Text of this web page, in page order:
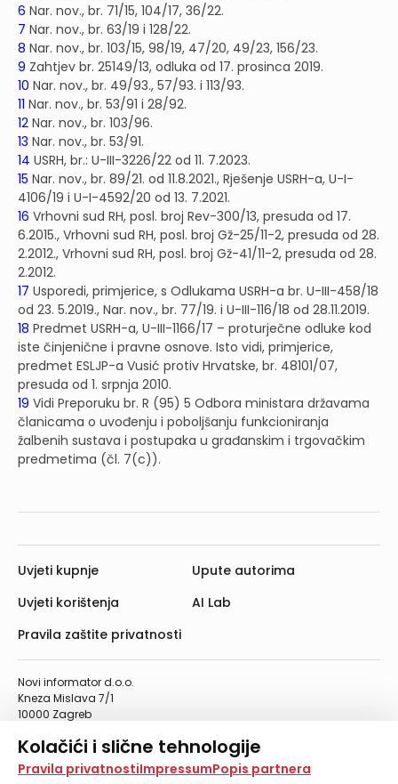
Kolačići i slične tehnologije
Na našoj web stranici koristimo kolačiće i slične
Pravila privatnostiImpressumPopis partnera
6 Nar. nov., br. 71/15, 104/17, 36/22.
7 Nar. nov., br. 63/19 i 128/22.
8 Nar. nov., br. 103/15, 98/19, 47/20, 49/23, 156/23.
9 Zahtjev br. 25149/13, odluka od 17. prosinca 2019.
10 Nar. nov., br. 49/93., 57/93. i 113/93.
11 Nar. nov., br. 53/91 i 28/92.
12 Nar. nov., br. 103/96.
13 Nar. nov., br. 53/91.
14 USRH, br.: U-III-3226/22 od 11. 7.2023.
15 Nar. nov., br. 89/21. od 11.8.2021., Rješenje USRH-a, U-I-
4106/19 i U-I-4592/20 od 13. 7.2021.
16 Vrhovni sud RH, posl. broj Rev-300/13, presuda od 17.
6.2015., Vrhovni sud RH, posl. broj Gž-25/11-2, presuda od 28.
2.2012., Vrhovni sud RH, posl. broj Gž-41/11-2, presuda od 28.
2.2012.
17 Usporedi, primjerice, s Odlukama USRH-a br. U-III-458/18
od 23. 5.2019., Nar. nov., br. 77/19. i U-III-116/18 od 28.11.2019.
18 Predmet USRH-a, U-III-1166/17 – proturječne odluke kod
iste činjenične i pravne osnove. Isto vidi, primjerice,
predmet ESLJP-a Vusić protiv Hrvatske, br. 48101/07,
presuda od 1. srpnja 2010.
19 Vidi Preporuku br. R (95) 5 Odbora ministara državama
članicama o uvođenju i poboljšanju funkcioniranja
žalbenih sustava i postupaka u građanskim i trgovačkim
predmetima (čl. 7(c)).
Novi informator d.o.o.
Kneza Mislava 7/1
10000 Zagreb
Telefaks: 01/4612-553
info@informator.hr
Uvjeti kupnje
Uvjeti korištenja
Pravila zaštite privatnosti
Upute autorima
AI Lab